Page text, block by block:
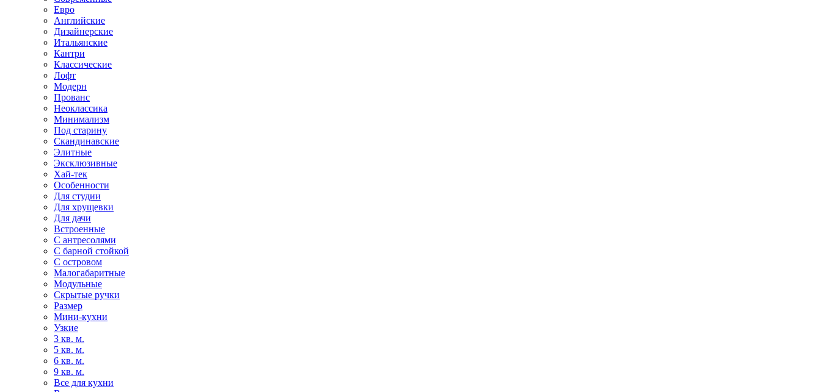
Евро
Английские
Дизайнерские
Итальянские
Кантри
Классические
Лофт
Модерн
Прованс
Неоклассика
Минимализм
Под старину
Скандинавские
Элитные
Эксклюзивные
Хай-тек
Особенности
Для студии
Для хрущевки
Для дачи
Встроенные
С антресолями
С барной стойкой
С островом
Малогабаритные
Модульные
Скрытые ручки
Размер
Мини-кухни
Узкие
3 кв. м.
5 кв. м.
6 кв. м.
9 кв. м.
Все для кухни